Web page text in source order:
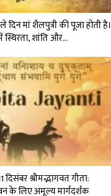
दिन मां शैलपुत्री की पूजा होती है।
शांति और…
दिसंबर श्रीमद्भागवत गीता:
के लिए अमूल्य मार्गदर्शक